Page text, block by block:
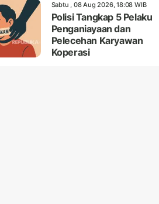
Sabtu , 08 Aug 2026, 18:08 WIB
Polisi Tangkap 5 Pelaku
Penganiayaan dan
Pelecehan Karyawan
Koperasi